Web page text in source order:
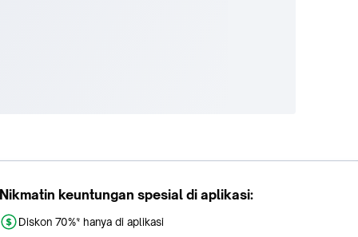
Nikmatin keuntungan spesial di aplikasi:
Diskon 70%* hanya di aplikasi